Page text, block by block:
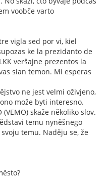
voobče varto
vigla sed por vi, kiel
ke la prezidanto de
verŝajne prezentos la
sian temon. Mi esperas
ne jest velmi oživjeno,
može byti interesno.
skaže několiko slov.
temu nyněšnego
temu. Naděju se, že